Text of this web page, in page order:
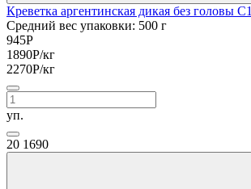
Креветка аргентинская дикая без головы С1
Средний вес упаковки: 500 г
945Р
1890Р/кг
2270Р/кг
уп.
20 1690